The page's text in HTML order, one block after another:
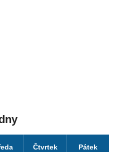
Čtvrtek Pátek